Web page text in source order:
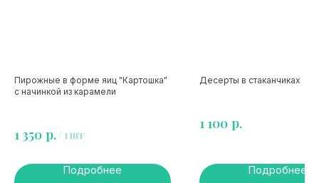
Пирожные в форме яиц "Картошка"
с начинкой из карамели
1 350 р. / 1 шт
Подробнее
Десерты в стаканчиках
1 100 р.
Подробнее